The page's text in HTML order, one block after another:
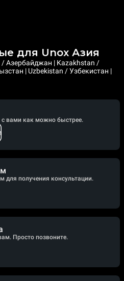
для Unox Азия
Азербайджан | Kazakhstan /
| Uzbekistan / Узбекистан |
вами как можно быстрее.
для получения консультации.
Просто позвоните.